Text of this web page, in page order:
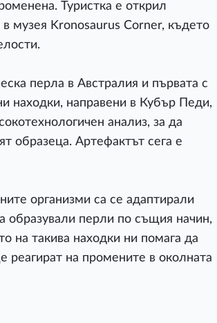
Туристка е открил
музея Kronosaurus Corner, където
перла в Австралия и първата с
находки, направени в Кубър Педи,
анализ, за ​​да
образеца. Артефактът сега е
организми са се адаптирали
образували перли по същия начин,
на такива находки ни помага да
на промените в околната